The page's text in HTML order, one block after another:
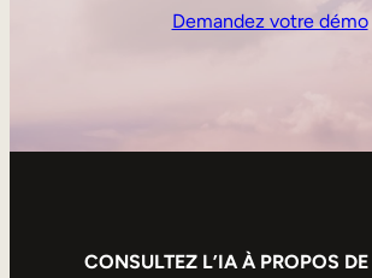
Demandez votre démo
CONSULTEZ L’IA À PROPOS